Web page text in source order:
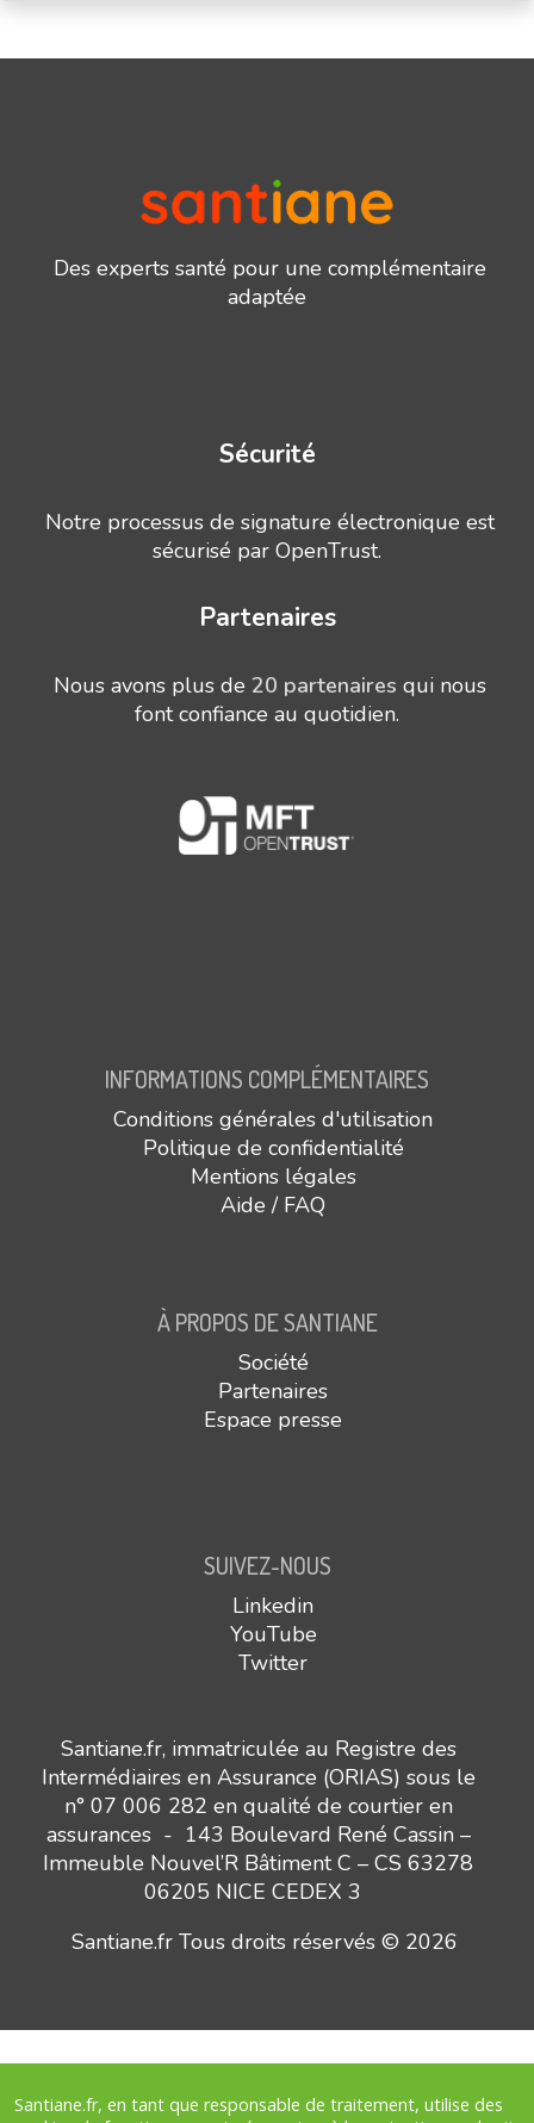
Santiane.fr, en tant que responsable de traitement, utilise des
Besoin d’un conseil ?
Des experts santé pour une complémentaire
adaptée
Sécurité
Notre processus de signature électronique est
sécurisé par OpenTrust.
Partenaires
Nous avons plus de 20 partenaires qui nous
font confiance au quotidien.
INFORMATIONS COMPLÉMENTAIRES
Conditions générales d'utilisation
Politique de confidentialité
Mentions légales
Aide / FAQ
À PROPOS DE SANTIANE
Société
Partenaires
Espace presse
SUIVEZ-NOUS
Linkedin
YouTube
Twitter
Santiane.fr, immatriculée au Registre des
Intermédiaires en Assurance (ORIAS) sous le
n° 07 006 282 en qualité de courtier en
assurances - 143 Boulevard René Cassin –
Immeuble Nouvel’R Bâtiment C – CS 63278
06205 NICE CEDEX 3
Santiane.fr Tous droits réservés © 2026